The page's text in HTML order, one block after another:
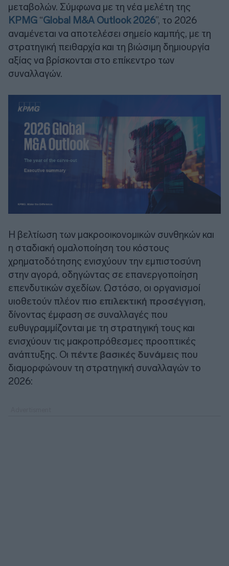
μεταβολών. Σύμφωνα με τη νέα μελέτη της
KPMG “Global M&A Outlook 2026”, το 2026
αναμένεται να αποτελέσει σημείο καμπής, με τη
στρατηγική πειθαρχία και τη βιώσιμη δημιουργία
αξίας να βρίσκονται στο επίκεντρο των
συναλλαγών.
Η βελτίωση των μακροοικονομικών συνθηκών και
η σταδιακή ομαλοποίηση του κόστους
χρηματοδότησης ενισχύουν την εμπιστοσύνη
στην αγορά, οδηγώντας σε επανεργοποίηση
επενδυτικών σχεδίων. Ωστόσο, οι οργανισμοί
υιοθετούν πλέον πιο επιλεκτική προσέγγιση,
δίνοντας έμφαση σε συναλλαγές που
ευθυγραμμίζονται με τη στρατηγική τους και
ενισχύουν τις μακροπρόθεσμες προοπτικές
ανάπτυξης. Οι πέντε βασικές δυνάμεις που
διαμορφώνουν τη στρατηγική συναλλαγών το
2026: